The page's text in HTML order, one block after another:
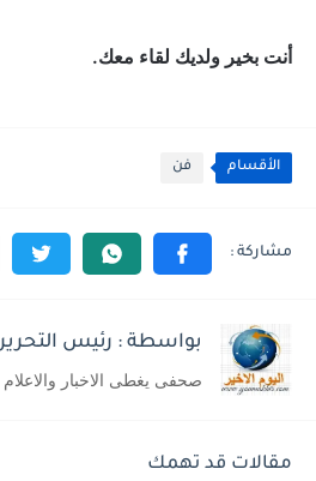
أنت بخير ولديك لقاء معك.
الأقسام فن
بواسطة : رئيس التحرير
صحفى يغطى الاخبار والاعلام
مقالات قد تهمك